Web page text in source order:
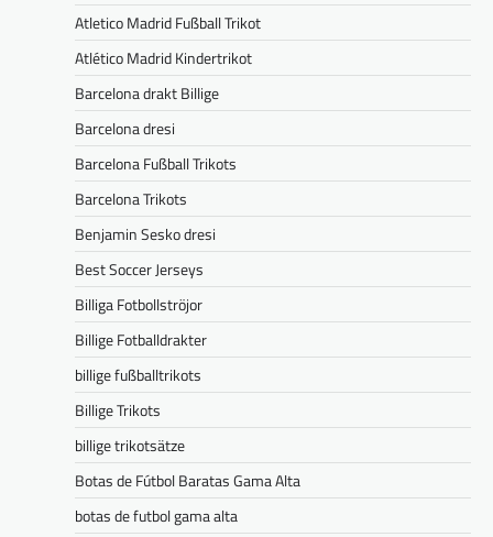
Atletico Madrid Fußball Trikot
Atlético Madrid Kindertrikot
Barcelona drakt Billige
Barcelona dresi
Barcelona Fußball Trikots
Barcelona Trikots
Benjamin Sesko dresi
Best Soccer Jerseys
Billiga Fotbollströjor
Billige Fotballdrakter
billige fußballtrikots
Billige Trikots
billige trikotsätze
Botas de Fútbol Baratas Gama Alta
botas de futbol gama alta